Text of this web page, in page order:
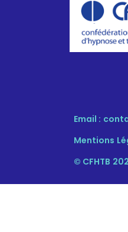
Email :
Mentions
© CFHTB